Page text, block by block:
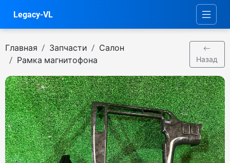
Legacy-VL
Главная Запчасти
Салон
Рамка магнитофона
Назад